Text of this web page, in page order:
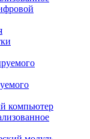
компьютер